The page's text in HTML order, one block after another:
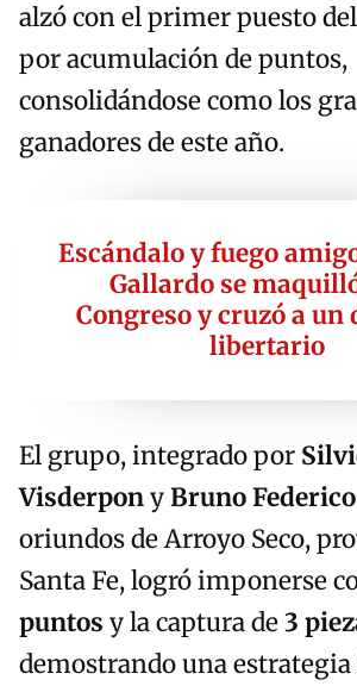
alzó con el primer puesto
por acumulación de puntos,
consolidándose como los
ganadores de este año.
Escándalo y fuego
Gallardo se
Congreso y cruzó a un
libertario
El grupo, integrado por
VisderponyBruno
oriundos de Arroyo Seco,
Santa Fe, logró imponerse
puntos y la captura de3
demostrando una